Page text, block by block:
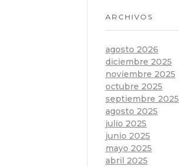
ARCHIVOS
agosto 2026
diciembre 2025
noviembre 2025
octubre 2025
septiembre 2025
agosto 2025
julio 2025
junio 2025
mayo 2025
abril 2025